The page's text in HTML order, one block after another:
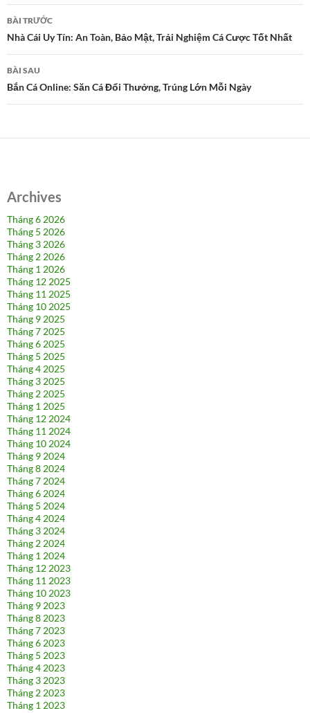
Điều
hướng
bài
viết
BÀI TRƯỚC
Nhà Cái Uy Tín: An Toàn, Bảo Mật, Trải Nghiệm Cá Cược Tốt Nhất
BÀI SAU
Bắn Cá Online: Săn Cá Đổi Thưởng, Trúng Lớn Mỗi Ngày
Archives
Tháng 6 2026
Tháng 5 2026
Tháng 3 2026
Tháng 2 2026
Tháng 1 2026
Tháng 12 2025
Tháng 11 2025
Tháng 10 2025
Tháng 9 2025
Tháng 7 2025
Tháng 6 2025
Tháng 5 2025
Tháng 4 2025
Tháng 3 2025
Tháng 2 2025
Tháng 1 2025
Tháng 12 2024
Tháng 11 2024
Tháng 10 2024
Tháng 9 2024
Tháng 8 2024
Tháng 7 2024
Tháng 6 2024
Tháng 5 2024
Tháng 4 2024
Tháng 3 2024
Tháng 2 2024
Tháng 1 2024
Tháng 12 2023
Tháng 11 2023
Tháng 10 2023
Tháng 9 2023
Tháng 8 2023
Tháng 7 2023
Tháng 6 2023
Tháng 5 2023
Tháng 4 2023
Tháng 3 2023
Tháng 2 2023
Tháng 1 2023